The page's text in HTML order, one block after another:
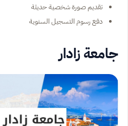
تقديم صورة شخصية حديثة
دفع رسوم التسجيل السنوية
جامعة زادار